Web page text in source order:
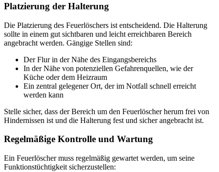
Platzierung der Halterung
Die Platzierung des Feuerlöschers ist entscheidend. Die Halterung
sollte in einem gut sichtbaren und leicht erreichbaren Bereich
angebracht werden. Gängige Stellen sind:
Der Flur in der Nähe des Eingangsbereichs
In der Nähe von potenziellen Gefahrenquellen, wie der
Küche oder dem Heizraum
Ein zentral gelegener Ort, der im Notfall schnell erreicht
werden kann
Stelle sicher, dass der Bereich um den Feuerlöscher herum frei von
Hindernissen ist und die Halterung fest und sicher angebracht ist.
Regelmäßige Kontrolle und Wartung
Ein Feuerlöscher muss regelmäßig gewartet werden, um seine
Funktionstüchtigkeit sicherzustellen: